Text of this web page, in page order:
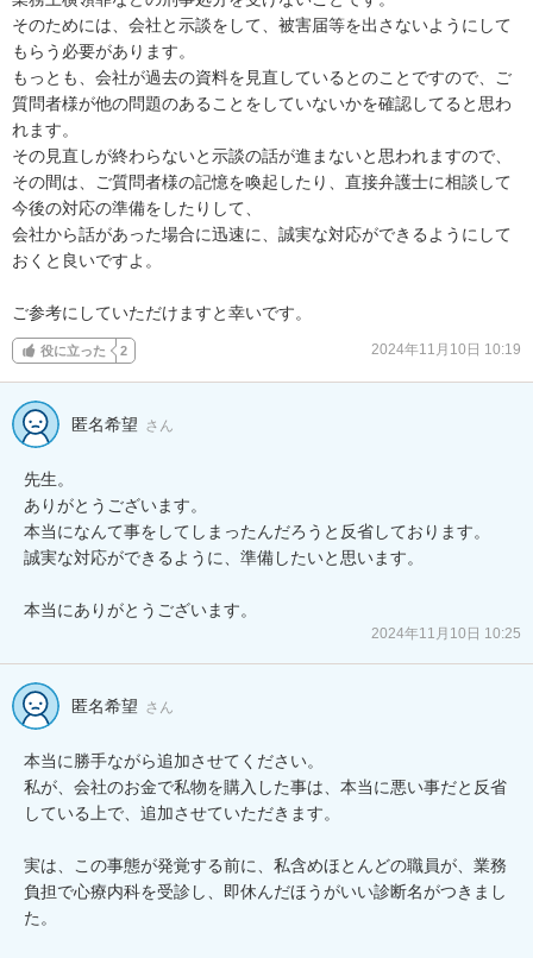
そのためには、会社と示談をして、被害届等を出さないようにして
もらう必要があります。
もっとも、会社が過去の資料を見直しているとのことですので、ご
質問者様が他の問題のあることをしていないかを確認してると思わ
れます。
その見直しが終わらないと示談の話が進まないと思われますので、
その間は、ご質問者様の記憶を喚起したり、直接弁護士に相談して
今後の対応の準備をしたりして、
会社から話があった場合に迅速に、誠実な対応ができるようにして
おくと良いですよ。
ご参考にしていただけますと幸いです。
役に立った 2 2024年11月10日 10:19
匿名希望 さん
先生。
ありがとうございます。
本当になんて事をしてしまったんだろうと反省しております。
誠実な対応ができるように、準備したいと思います。
本当にありがとうございます。
2024年11月10日 10:25
匿名希望 さん
本当に勝手ながら追加させてください。
私が、会社のお金で私物を購入した事は、本当に悪い事だと反省
している上で、追加させていただきます。
実は、この事態が発覚する前に、私含めほとんどの職員が、業務
負担で心療内科を受診し、即休んだほうがいい診断名がつきまし
た。